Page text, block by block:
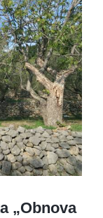
„Obnova